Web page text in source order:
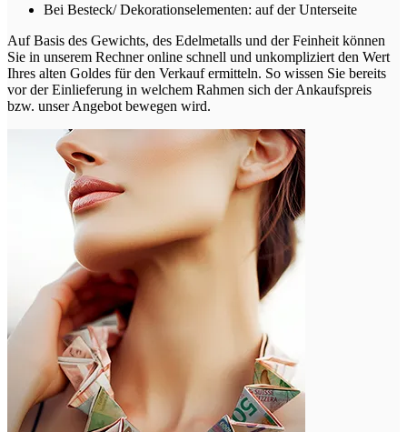
Bei Besteck/ Dekorationselementen: auf der Unterseite
Auf Basis des Gewichts, des Edelmetalls und der Feinheit können
Sie in unserem Rechner online schnell und unkompliziert den Wert
Ihres alten Goldes für den Verkauf ermitteln. So wissen Sie bereits
vor der Einlieferung in welchem Rahmen sich der Ankaufspreis
bzw. unser Angebot bewegen wird.